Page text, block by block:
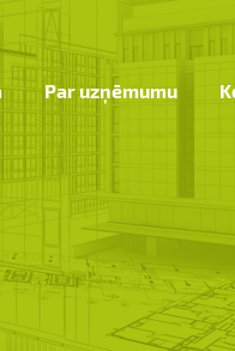
Par uzņēmumu